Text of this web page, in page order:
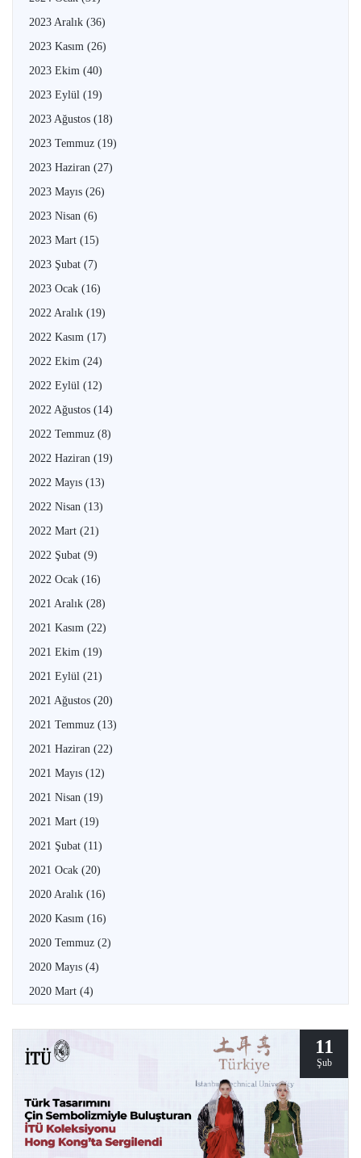
2023 Aralık (36)
2023 Kasım (26)
2023 Ekim (40)
2023 Eylül (19)
2023 Ağustos (18)
2023 Temmuz (19)
2023 Haziran (27)
2023 Mayıs (26)
2023 Nisan (6)
2023 Mart (15)
2023 Şubat (7)
2023 Ocak (16)
2022 Aralık (19)
2022 Kasım (17)
2022 Ekim (24)
2022 Eylül (12)
2022 Ağustos (14)
2022 Temmuz (8)
2022 Haziran (19)
2022 Mayıs (13)
2022 Nisan (13)
2022 Mart (21)
2022 Şubat (9)
2022 Ocak (16)
2021 Aralık (28)
2021 Kasım (22)
2021 Ekim (19)
2021 Eylül (21)
2021 Ağustos (20)
2021 Temmuz (13)
2021 Haziran (22)
2021 Mayıs (12)
2021 Nisan (19)
2021 Mart (19)
2021 Şubat (11)
2021 Ocak (20)
2020 Aralık (16)
2020 Kasım (16)
2020 Temmuz (2)
2020 Mayıs (4)
2020 Mart (4)
11
Şub